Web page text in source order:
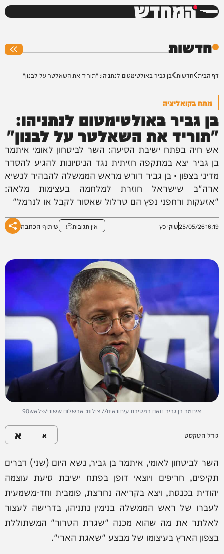
המחדש
חדשות
דף הבית חדשות בן גביר באולטימטום לנתניהו: "תוריד את השאלטר על לבנון"
מתח בקואליציה
בן גביר באולטימטום לנתניהו:
"תוריד את השאלטר על לבנון"
אש חיה בפתח ישיבת הסיעה: השר לביטחון לאומי איתמר
בן גביר יצא במתקפה חזיתית נגד הניסיונות להגיע להסדר
מדיני בצפון • בן גביר דורש מראש הממשלה להבהיר לנשיא
ארה"ב שישראל חוזרת למלחמה בעצימות מלאה:
"אזעקות ורחפני נפץ הם טרלול שאסור לקבל או לנרמל"
16:19
25/05/26שוקי כץ אין תגובות שיתוף הכתבה
איתמר בן גביר נואם במסיבת עיתונאים// צילום: אבשלום ששוני/פלאש90
גודל הטקסט א א
השר לביטחון לאומי, איתמר בן גביר, נשא היום (שני) דברים
תקיפים, חריפים ויוצאי דופן בפתח ישיבת סיעת עוצמה
יהודית בכנסת, ויצא בקריאה נחרצת, פומבית וחד-משמעית
לעברו של ראש הממשלה בנימין נתניהו, בדרישה לעצור
לאלתר את מה שהוא מכנה "שגרת הטרור" המשתוללת
בצפון הארץ בעיצומו של מבצע "שאגת הארי".